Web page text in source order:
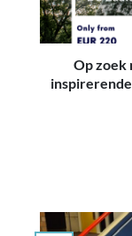
Op zoek